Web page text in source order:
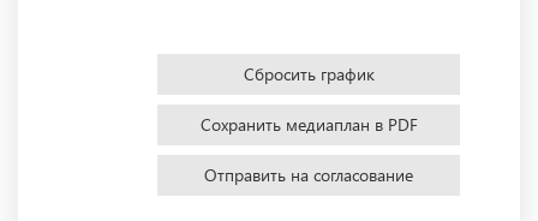
Сбросить график
Сохранить медиаплан в PDF
Отправить на согласование